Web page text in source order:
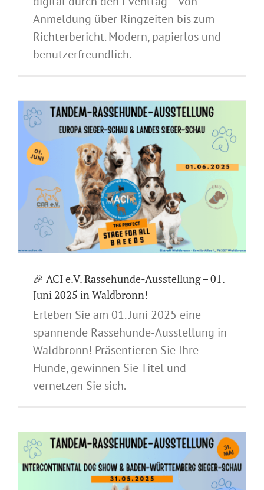
Anmeldung über Ringzeiten bis zum
Richterbericht. Modern, papierlos und
benutzerfreundlich.
🎉 ACI e.V. Rassehunde-Ausstellung – 01.
Juni 2025 in Waldbronn!
Erleben Sie am 01. Juni 2025 eine
spannende Rassehunde-Ausstellung in
Waldbronn! Präsentieren Sie Ihre
Hunde, gewinnen Sie Titel und
vernetzen Sie sich.